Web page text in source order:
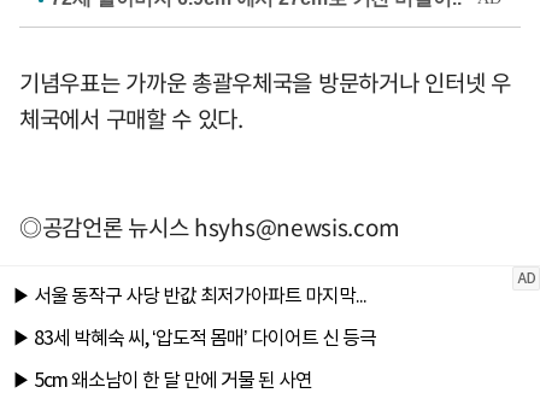
기념우표는 가까운 총괄우체국을 방문하거나 인터넷 우
체국에서 구매할 수 있다.
◎공감언론 뉴시스hsyhs@newsis.com